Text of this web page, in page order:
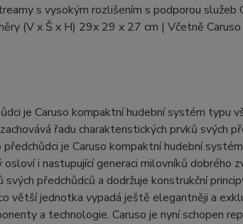
s vysokým rozlišením s podporou
(V x Š x H) 29x 29 x 27 cm | Včetně
je Caruso kompaktní hudební systém typu
řadu charakteristických prvků svých
je Caruso kompaktní hudební
i nastupující generaci milovníků dobrého
svých předchůdců a dodržuje konstrukční
větší jednotka vypadá ještě elegantněji a
a technologie. Caruso je nyní schopen